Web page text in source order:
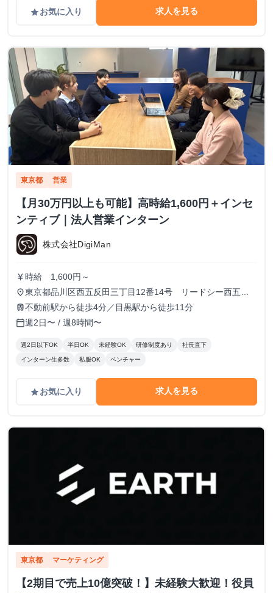
gradeお気に入り 求人を見る
東京都 営業
【月30万円以上も可能】高時給1,600円＋インセ
ンティブ｜法人営業インターン
株式会社DigiMan
currency_yen 時給 1,600円～
place東京都品川区西五反田三丁目12番14号 リードシー西五反
田ビル7-8階（受付8階）
train不動前駅から徒歩4分／目黒駅から徒歩11分
calendar_today週2日〜 / 週8時間〜
週2日以下OK 半日OK 未経験OK 研修制度あり 社長直下
インターン生多数 私服OK ベンチャー
gradeお気に入り 求人を見る
東京都 マーケティング
【2期目で売上10億突破！】未経験大歓迎！役員